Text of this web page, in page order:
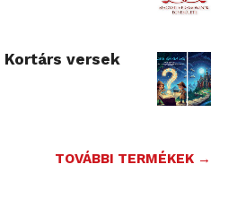
versek
TOVÁBBI TERMÉKEK →